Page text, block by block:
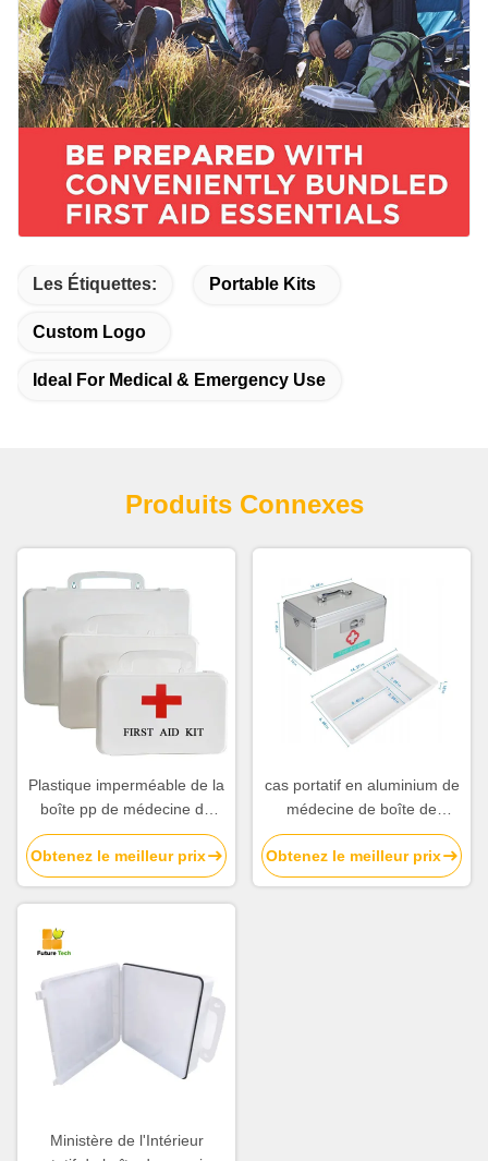
Les Étiquettes: Portable Kits
Custom Logo
Ideal For Medical & Emergency Use
Produits Connexes
Plastique imperméable de la
boîte pp de médecine de
boîte portative de premiers
secours de Ministère de
l'Intérieur
Obtenez le meilleur prix
cas portatif en aluminium de
médecine de boîte de
premiers secours d'enfant
de 15in avec la serrure
Obtenez le meilleur prix
Ministère de l'Intérieur